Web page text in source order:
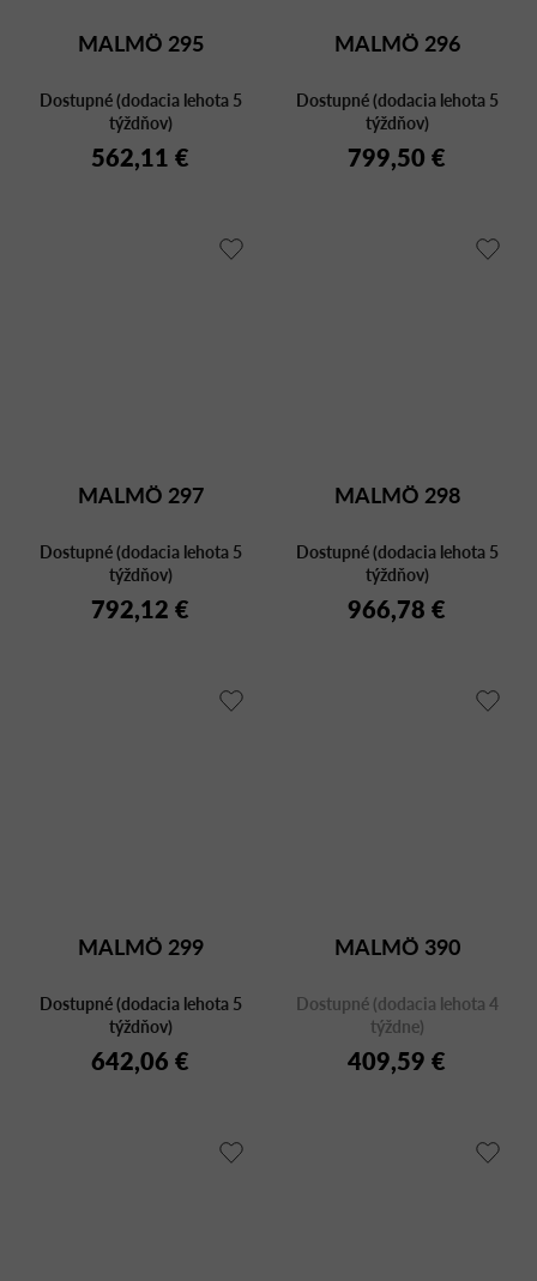
MALMÖ 295
Dostupné (dodacia lehota 5
týždňov)
562,11 €
MALMÖ 296
Dostupné (dodacia lehota 5
týždňov)
799,50 €
MALMÖ 297
Dostupné (dodacia lehota 5
týždňov)
792,12 €
MALMÖ 298
Dostupné (dodacia lehota 5
týždňov)
966,78 €
MALMÖ 299
Dostupné (dodacia lehota 5
týždňov)
642,06 €
MALMÖ 390
Dostupné (dodacia lehota 4
týždne)
409,59 €